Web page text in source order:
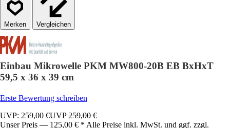
Vergleichen
Einbau Mikrowelle PKM MW800-20B EB BxHxT
59,5 x 36 x 39 cm
Erste Bewertung schreiben
UVP: 259,00 €UVP259,00 €
Unser Preis — 125,00 € * Alle Preise inkl. MwSt. und ggf. zzgl.